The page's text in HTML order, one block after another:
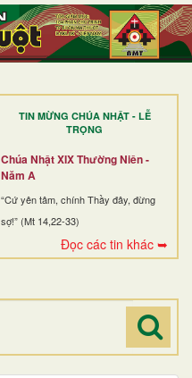
TIN MỪNG CHÚA NHẬT - LỄ
TRỌNG
Chúa Nhật XIX Thường Niên -
Năm A
“Cứ yên tâm, chính Thầy đây, đừng
sợ!” (Mt 14,22-33)
Đọc các tin khác ➥